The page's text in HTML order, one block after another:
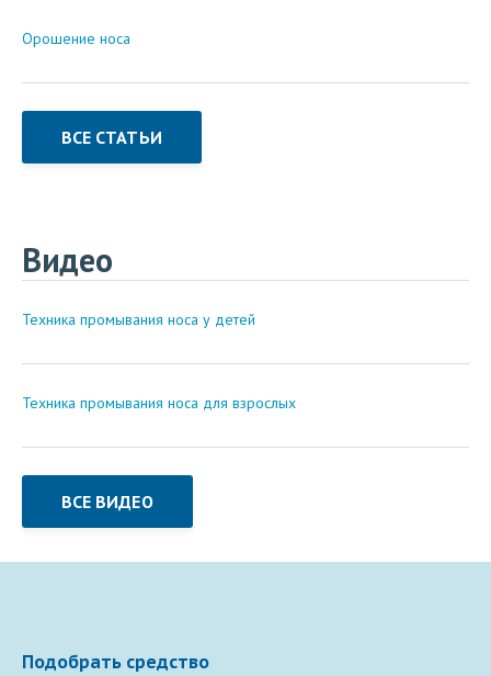
Орошение носа
ВСЕ СТАТЬИ
Видео
Техника промывания носа у детей
Техника промывания носа для взрослых
ВСЕ ВИДЕО
Подобрать средство